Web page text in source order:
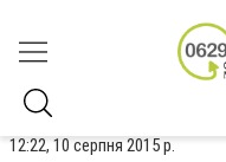
12:22, 10 серпня 2015 р.